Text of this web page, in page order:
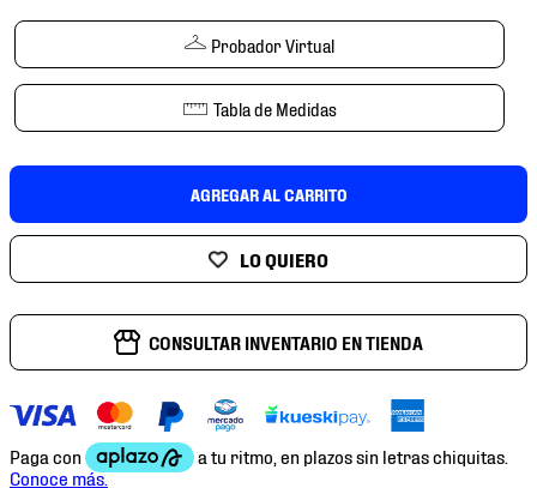
Probador Virtual
Tabla de Medidas
AGREGAR AL CARRITO
CONSULTAR INVENTARIO EN TIENDA
10. tenis nike